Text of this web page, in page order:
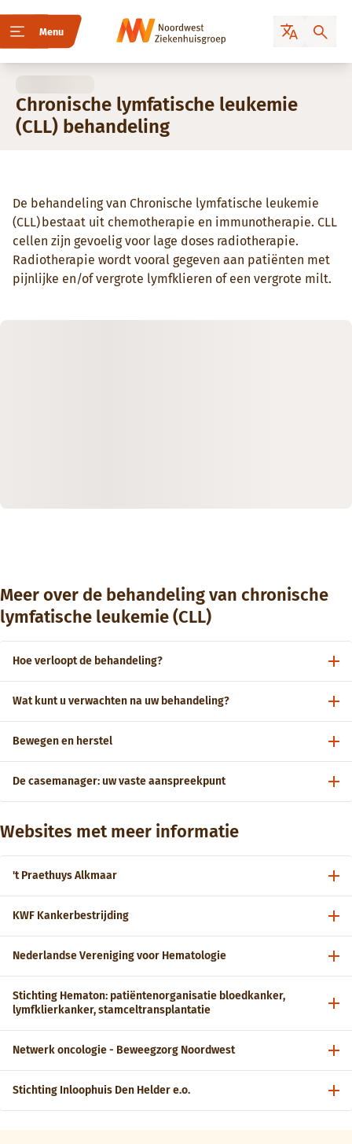
Menu
Chronische lymfatische leukemie
(CLL) behandeling
De behandeling van Chronische lymfatische leukemie
(CLL)bestaat uit chemotherapie en immunotherapie. CLL
cellen zijn gevoelig voor lage doses radiotherapie.
Radiotherapie wordt vooral gegeven aan patiënten met
pijnlijke en/of vergrote lymfklieren of een vergrote milt.
Meer over de behandeling van chronische
lymfatische leukemie (CLL)
Hoe verloopt de behandeling?
Wat kunt u verwachten na uw behandeling?
Bewegen en herstel
De casemanager: uw vaste aanspreekpunt
Websites met meer informatie
't Praethuys Alkmaar
KWF Kankerbestrijding
Nederlandse Vereniging voor Hematologie
Stichting Hematon: patiëntenorganisatie bloedkanker,
lymfklierkanker, stamceltransplantatie
Netwerk oncologie - Beweegzorg Noordwest
Stichting Inloophuis Den Helder e.o.